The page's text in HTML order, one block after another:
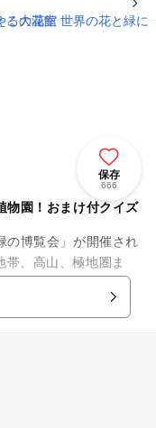
保存
666
物園！おまけ付クイズ
の博覧会」が開催され
、高山、極地圏ま
植物約5,500種、約1